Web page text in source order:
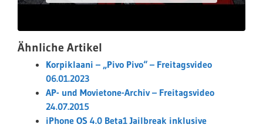
Ähnliche Artikel
Korpiklaani – „Pivo Pivo“ – Freitagsvideo
06.01.2023
AP- und Movietone-Archiv – Freitagsvideo
24.07.2015
iPhone OS 4.0 Beta1 Jailbreak inklusive